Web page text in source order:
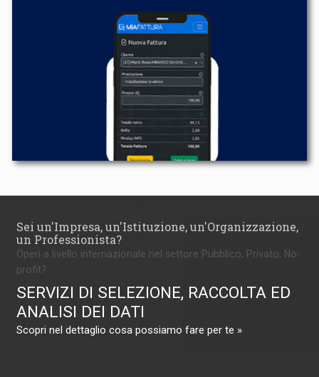
Sei un'Impresa, un'Istituzione, un'Organizzazione,
un Professionista?
Operi a livello internazionale nel settore Pubblico, Privato, No-
profit?
SERVIZI DI SELEZIONE, RACCOLTA ED
ANALISI DEI DATI
Scopri nel dettaglio cosa possiamo fare per te »